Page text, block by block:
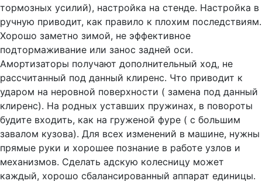
тормозных усилий), настройка на стенде. Настройка в
ручную приводит, как правило к плохим последствиям.
Хорошо заметно зимой, не эффективное
подтормаживание или занос задней оси.
Амортизаторы получают дополнительный ход, не
рассчитанный под данный клиренс. Что приводит к
ударом на неровной поверхности ( замена под данный
клиренс). На родных уставших пружинах, в повороты
будите входить, как на груженой фуре ( с большим
завалом кузова). Для всех изменений в машине, нужны
прямые руки и хорошее познание в работе узлов и
механизмов. Сделать адскую колесницу может
каждый, хорошо сбалансированный аппарат единицы.